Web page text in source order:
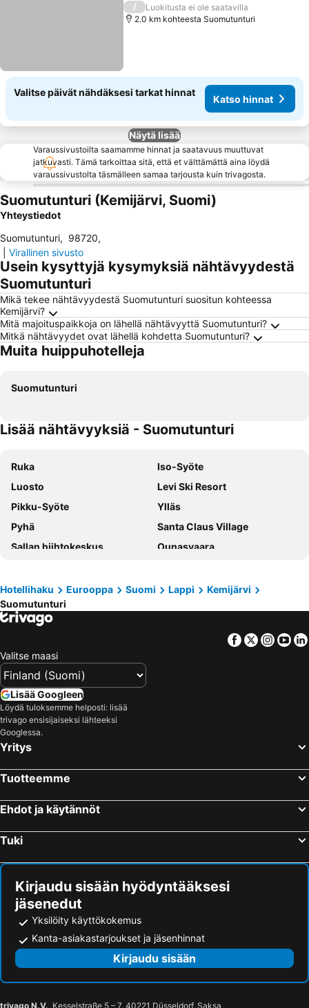
/
Luokitusta ei ole saatavilla
2.0 km kohteesta Suomutunturi
Valitse päivät nähdäksesi tarkat hinnat
Katso hinnat
Näytä lisää
Varaussivustoilta saamamme hinnat ja saatavuus muuttuvat
jatkuvasti. Tämä tarkoittaa sitä, että et välttämättä aina löydä
varaussivustolta täsmälleen samaa tarjousta kuin trivagosta.
Suomutunturi (Kemijärvi, Suomi)
Yhteystiedot
Suomutunturi, 98720,
Virallinen sivusto
Usein kysyttyjä kysymyksiä nähtävyydestä
Suomutunturi
Mikä tekee nähtävyydestä Suomutunturi suositun kohteessa
Kemijärvi?
Mitä majoituspaikkoja on lähellä nähtävyyttä Suomutunturi?
Mitkä nähtävyydet ovat lähellä kohdetta Suomutunturi?
Muita huippuhotelleja
Suomutunturi
Lisää nähtävyyksiä - Suomutunturi
Ruka
Iso-Syöte
Luosto
Levi Ski Resort
Pikku-Syöte
Ylläs
Pyhä
Santa Claus Village
Sallan hiihtokeskus
Ounasvaara
Pyhä
Levi Golf
SantaPark
Rovaniemen rautatieasema
Tankavaaran Kultakylä
Oulangan luontokeskus
Kittilän lentoasema
Kemin rautatieasema
Kemi-Tornio Airport
Sodankylän elokuvajuhlat
Lapland Safaris
Korundi
Arctic Lapland Rally
Hotellihaku Eurooppa Suomi Lappi
Kemijärvi
Suomutunturi
Facebook
Twitter
Valitse maasi
Lisää Googleen
Löydä tuloksemme helposti: lisää
trivago ensisijaiseksi lähteeksi
Googlessa.
Yritys
Tuotteemme
Ehdot ja käytännöt
Tuki
Kirjaudu sisään hyödyntääksesi
jäsenedut
Yksilöity käyttökokemus
Kanta-asiakastarjoukset ja jäsenhinnat
Kirjaudu sisään
trivago N.V., Kesselstraße 5 – 7, 40221 Düsseldorf, Saksa